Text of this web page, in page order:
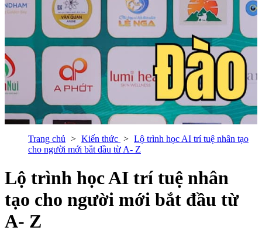
Trang chủ Kiến thức
Lộ trình học AI trí tuệ nhân tạo
cho người mới bắt đầu từ A- Z
Lộ trình học AI trí tuệ nhân
tạo cho người mới bắt đầu từ
A- Z